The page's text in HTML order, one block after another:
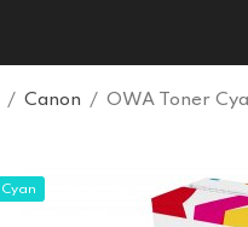
/ Canon / OWA Toner
Cyan